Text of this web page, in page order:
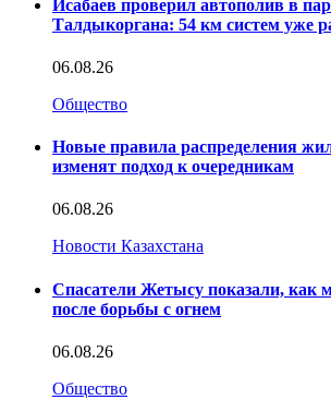
Исабаев проверил автополив в
Талдыкоргана: 54 км систем уже
06.08.26
Общество
Новые правила распределения
изменят подход к очередникам
06.08.26
Новости Казахстана
Спасатели Жетысу показали, как
после борьбы с огнем
06.08.26
Общество